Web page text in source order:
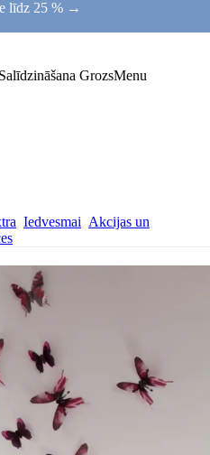
līdz 25 % →
Salīdzināšana GrozsMenu
Iedvesmai Akcijas un